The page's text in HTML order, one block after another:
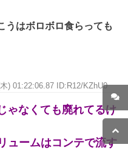
うはボロボロ食らっても
) 01:22:06.87 ID:R12/KZhU0
ゃなくても廃れてるけ
ュームはコンテで流す